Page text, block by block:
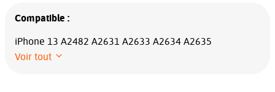
Compatible :
iPhone 13 A2482 A2631 A2633 A2634 A2635
Voir tout